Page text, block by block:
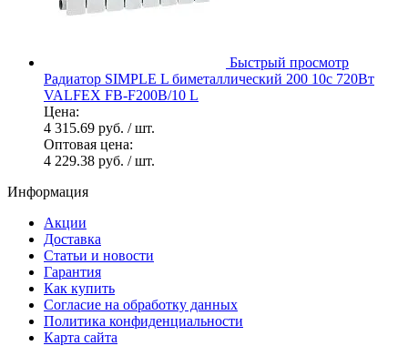
Быстрый просмотр
Радиатор SIMPLE L биметаллический 200 10с 720Вт
VALFEX FB-F200B/10 L
Цена:
4 315.69 руб. / шт.
Оптовая цена:
4 229.38 руб. / шт.
Информация
Акции
Доставка
Статьи и новости
Гарантия
Как купить
Согласие на обработку данных
Политика конфиденциальности
Карта сайта